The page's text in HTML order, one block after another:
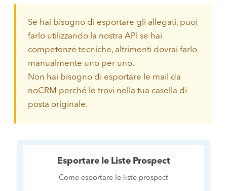
Se hai bisogno di esportare gli allegati, puoi
farlo utilizzando la nostra API se hai
competenze tecniche, altrimenti dovrai farlo
manualmente uno per uno.
Non hai bisogno di esportare le mail da
noCRM perché le trovi nella tua casella di
posta originale.
Esportare le Liste Prospect
Come esportare le liste prospect